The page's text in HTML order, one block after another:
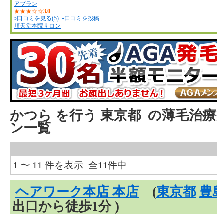
アプラン
★★★☆☆3.0
»口コミを見る(5) »口コミを投稿
順天堂本院サロン
かつら を行う 東京都の薄毛治療
ン一覧
1 〜 11 件を表示 全11件中
ヘアワーク本店 本店 (東京都 豊
出口から徒歩1分 )